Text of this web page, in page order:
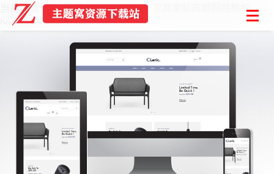
当前位置： 首页 Html模板
家具家私商城网站模板
bootstraps响应式模板